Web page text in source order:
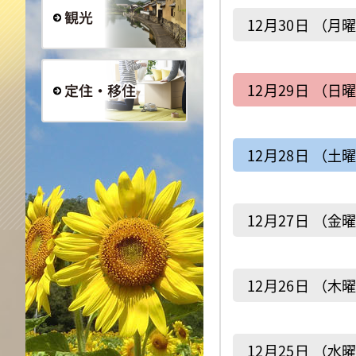
定住・移住
12月30日 （月曜
12月29日 （日曜
12月28日 （土曜
12月27日 （金曜
12月26日 （木曜
12月25日 （水曜